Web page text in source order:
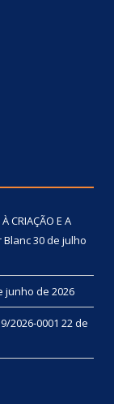
CRIAÇÃO E A
Blanc30 de julho
junho de 2026
2026-0001 22 de